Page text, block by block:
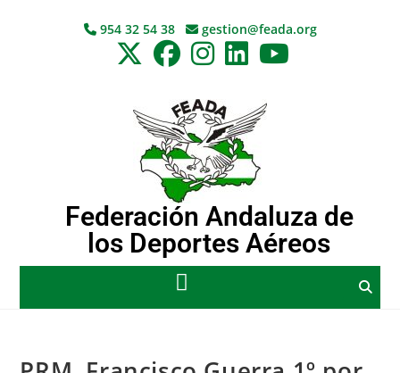
954 32 54 38 gestion@feada.org
Federación Andaluza de
los Deportes Aéreos